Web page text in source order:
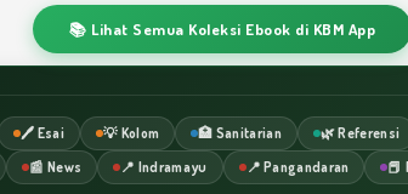
📚 Lihat Semua Koleksi Ebook di KBM App
🖊️ Esai 💡 Kolom 🏥 Sanitarian 🌿 Referensi
📰 News 📍 Indramayu 📍 Pangandaran 📕